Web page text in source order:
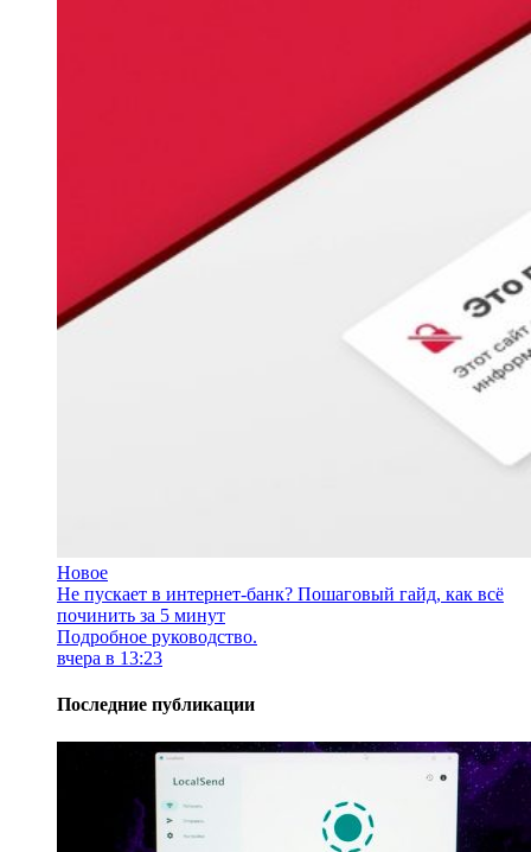
Новое
Не пускает в интернет-банк? Пошаговый гайд, как всё
починить за 5 минут
Подробное руководство.
вчера в 13:23
Последние публикации